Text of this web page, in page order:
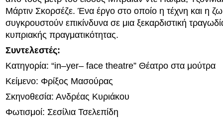
Μάρτιν Σκορσέζε. Ένα έργο στο οποίο η τέχνη και η
συγκρουστούν επικίνδυνα σε μια ξεκαρδιστική
κυπριακής πραγματικότητας.
Συντελεστές:
Κατηγορία: “in–yer– face theatre” Θέατρο στα μούτρα
Κείμενο: Φρίξος Μασούρας
Σκηνοθεσία: Ανδρέας Κυριάκου
Φωτισμοί: Σεσίλια Τσελεπίδη